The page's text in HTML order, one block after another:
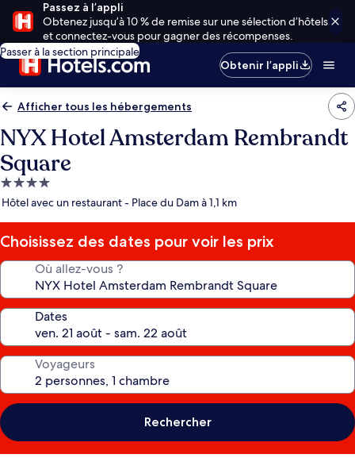
Passez à l’appli
Obtenez jusqu’à 10 % de remise sur une sélection d’hôtels
et connectez-vous pour gagner des récompenses.
Passer à la section principale
Obtenir l’appli
Afficher tous les hébergements
NYX Hotel Amsterdam Rembrandt
Square
Hébergement
4.0 étoiles
Hôtel avec un restaurant - Place du Dam à 1,1 km
Choisissez des dates pour voir les prix
Où allez-vous ?
Dates
Voyageurs
Rechercher